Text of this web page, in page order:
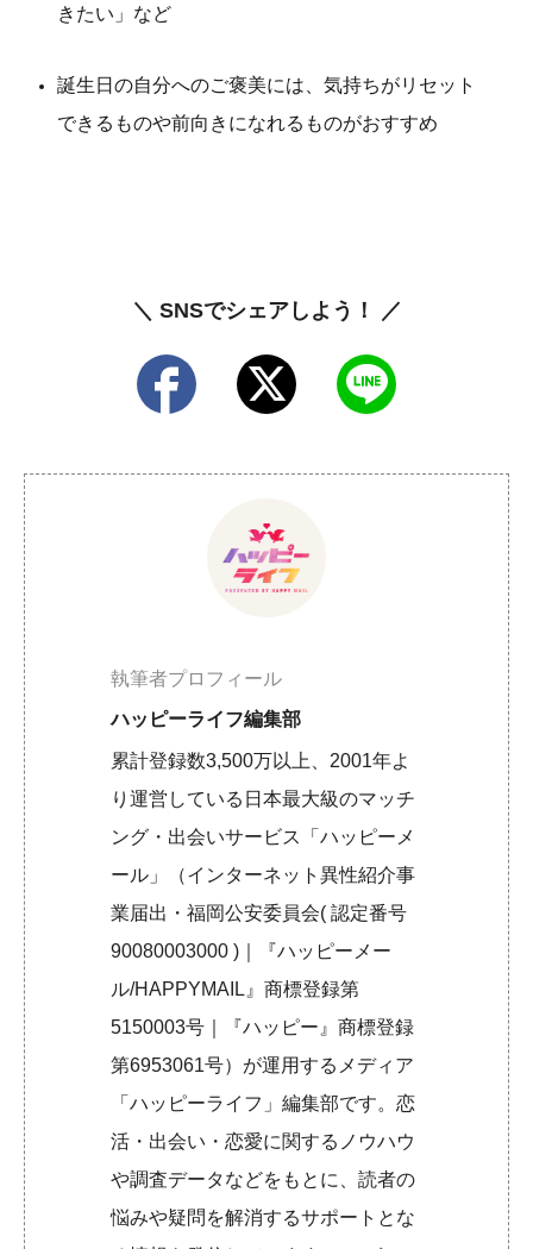
きたい」など
誕生日の自分へのご褒美には、気持ちがリセット
できるものや前向きになれるものがおすすめ
＼ SNSでシェアしよう！ ／
執筆者プロフィール
ハッピーライフ編集部
累計登録数3,500万以上、2001年よ
り運営している日本最大級のマッチ
ング・出会いサービス「ハッピーメ
ール」（インターネット異性紹介事
業届出・福岡公安委員会( 認定番号
90080003000 )｜『ハッピーメー
ル/HAPPYMAIL』商標登録第
5150003号｜『ハッピー』商標登録
第6953061号）が運用するメディア
「ハッピーライフ」編集部です。恋
活・出会い・恋愛に関するノウハウ
や調査データなどをもとに、読者の
悩みや疑問を解消するサポートとな